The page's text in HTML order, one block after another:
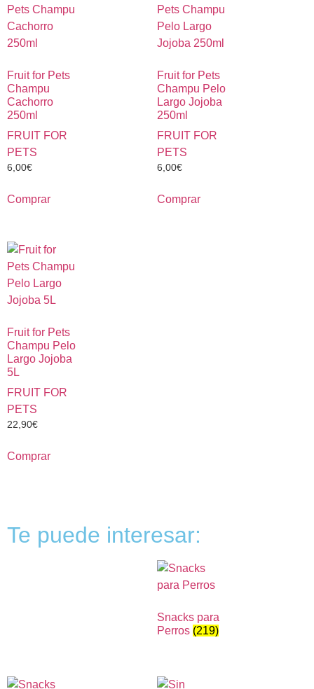
Fruit for Pets
Champu
Cachorro
250ml
FRUIT FOR
PETS
6,00€
Comprar
Fruit for Pets
Champu Pelo
Largo Jojoba
250ml
FRUIT FOR
PETS
6,00€
Comprar
Fruit for Pets
Champu Pelo
Largo Jojoba
5L
FRUIT FOR
PETS
22,90€
Comprar
Te puede interesar:
Snacks para
Perros (219)